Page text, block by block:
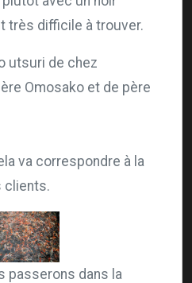
très difficile à trouver.
utsuri de chez
Omosako et de père
va correspondre à la
clients.
passerons dans la